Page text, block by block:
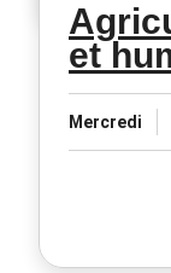
et
Mercredi